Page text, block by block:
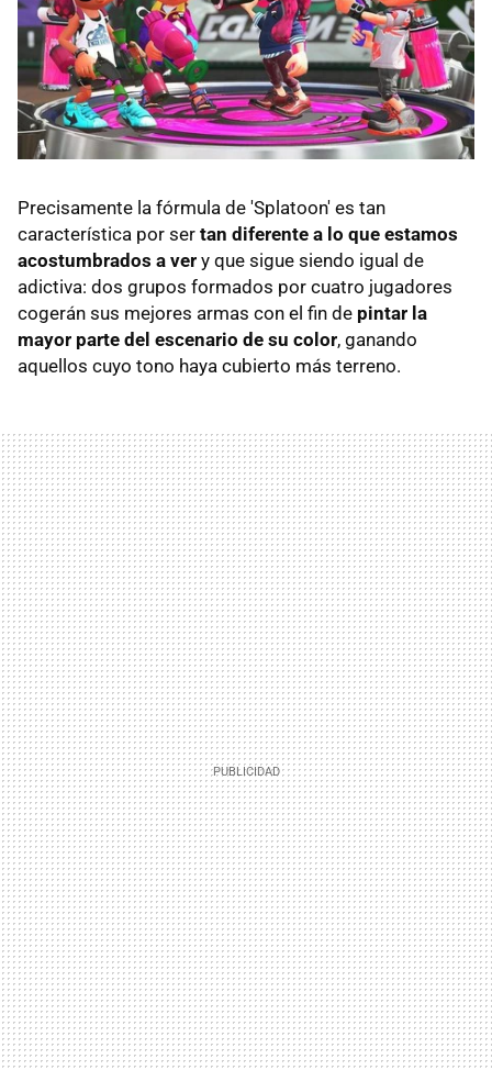
Precisamente la fórmula de 'Splatoon' es tan
característica por ser tan diferente a lo que estamos
acostumbrados a ver y que sigue siendo igual de
adictiva: dos grupos formados por cuatro jugadores
cogerán sus mejores armas con el fin de pintar la
mayor parte del escenario de su color, ganando
aquellos cuyo tono haya cubierto más terreno.